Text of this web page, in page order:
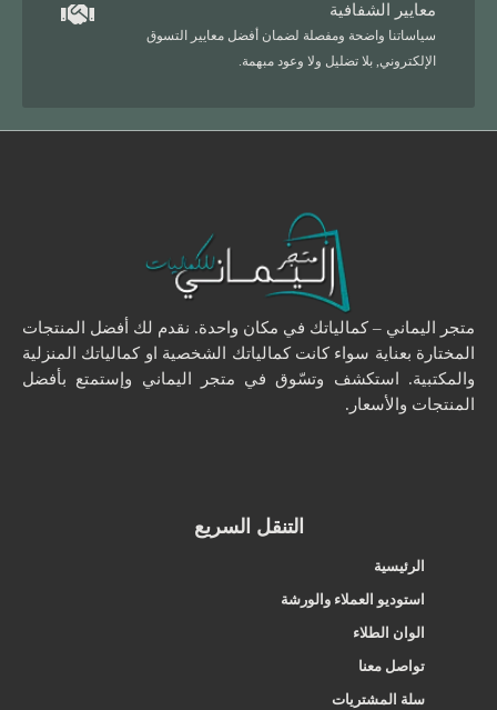
معايير الشفافية
سياساتنا واضحة ومفصلة لضمان أفضل معايير التسوق
الإلكتروني, بلا تضليل ولا وعود مبهمة.
متجر اليماني – كمالياتك في مكان واحدة. نقدم لك أفضل المنتجات
المختارة بعناية سواء كانت كمالياتك الشخصية او كمالياتك المنزلية
والمكتبية. استكشف وتسّوق في متجر اليماني وإستمتع بأفضل
المنتجات والأسعار.
التنقل السريع
الرئيسية
استوديو العملاء والورشة
الوان الطلاء
تواصل معنا
سلة المشتريات